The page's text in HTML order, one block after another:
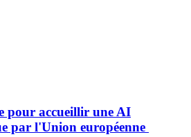
pour accueillir une AI
par l'Union européenne